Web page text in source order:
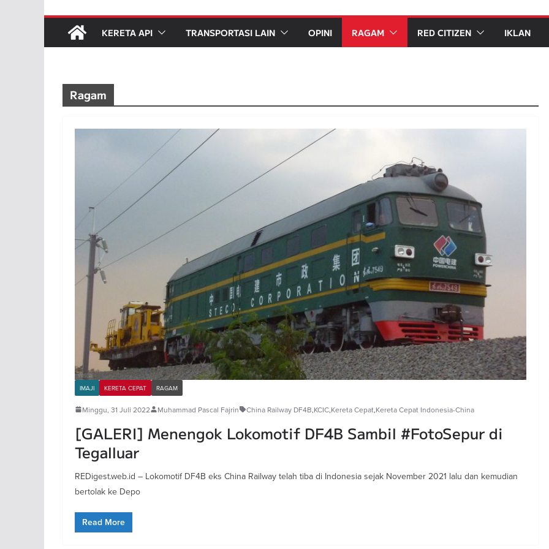
KERETA API TRANSPORTASI LAIN OPINI RAGAM RED CITIZEN IKLAN
Ragam
IMAJI KERETA CEPAT RAGAM
Minggu, 31 Juli 2022 Muhammad Pascal Fajrin China Railway DF4B,KCIC,Kereta Cepat,Kereta Cepat Indonesia-China
[GALERI] Menengok Lokomotif DF4B Sambil #FotoSepur di
Tegalluar
REDigest.web.id – Lokomotif DF4B eks China Railway telah tiba di Indonesia sejak November 2021 lalu dan kemudian
bertolak ke Depo
Read More